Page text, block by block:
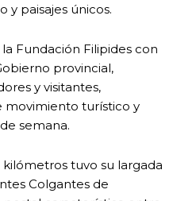
y paisajes únicos.
Fundación Filipides con
provincial,
y visitantes,
turístico y
semana.
tuvo su largada
Colgantes de